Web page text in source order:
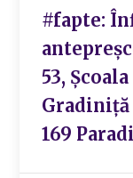
#fapte:
53,
Gradiniță
169